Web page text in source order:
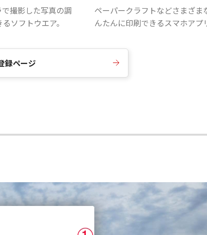
撮影した写真の調
ソフトウエア。
ペーパークラフトなどさまざま
んたんに印刷できるスマホアプ
録ページ